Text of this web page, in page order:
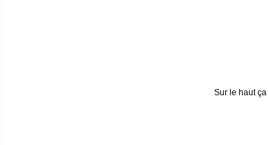
Sur le haut